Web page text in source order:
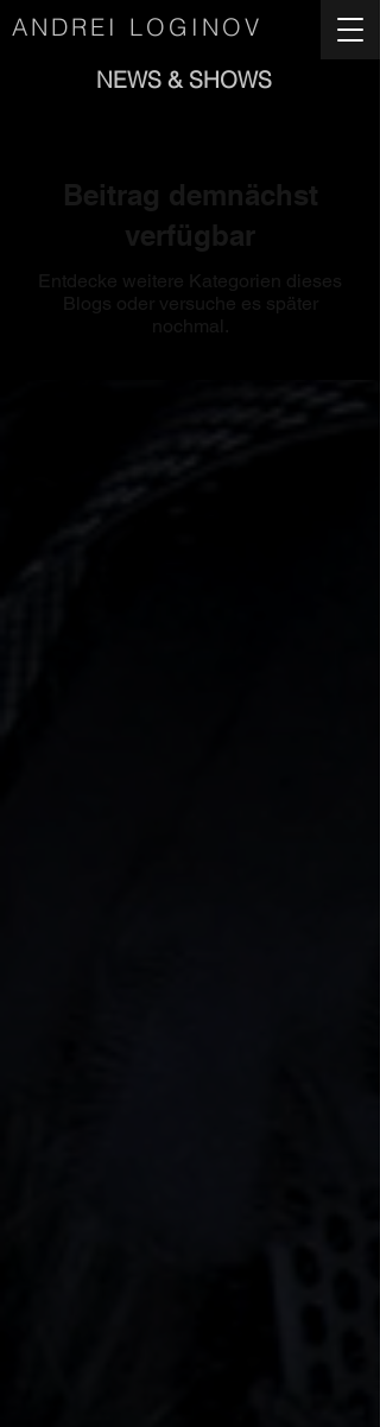
ANDREI LOGINOV
NEWS & SHOWS
Beitrag demnächst
verfügbar
Entdecke weitere Kategorien dieses
Blogs oder versuche es später
nochmal.